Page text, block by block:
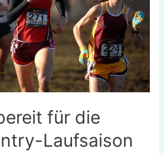
für die
Laufsaison